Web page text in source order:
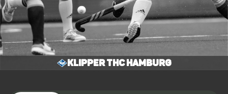
Klipper THC Hamburg